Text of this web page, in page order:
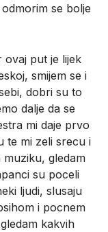
se bolje
ovaj put je lijek
smijem se i
dobri su to
dalje da se
mi daje prvo
te mi zeli srecu i
gledam
su poceli
ljudi, slusaju
i pocnem
kakvih